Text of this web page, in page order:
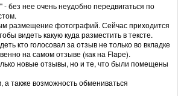
- без нее очень неудобно передвигаться по
размещение фотографий. Сейчас приходится
видеть какую куда разместить в тексте.
кто голосовал за отзыв не только во вкладке
на самом отзыве (как на Flapе).
новые отзывы, но и те, что были помещены
также возможность обмениваться